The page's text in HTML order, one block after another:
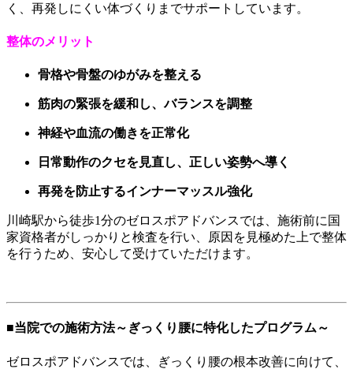
く、再発しにくい体づくりまでサポートしています。
整体のメリット
骨格や骨盤のゆがみを整える
筋肉の緊張を緩和し、バランスを調整
神経や血流の働きを正常化
日常動作のクセを見直し、正しい姿勢へ導く
再発を防止するインナーマッスル強化
川崎駅から徒歩1分のゼロスポアドバンスでは、施術前に国
家資格者がしっかりと検査を行い、原因を見極めた上で整体
を行うため、安心して受けていただけます。
■当院での施術方法～ぎっくり腰に特化したプログラム～
ゼロスポアドバンスでは、ぎっくり腰の根本改善に向けて、